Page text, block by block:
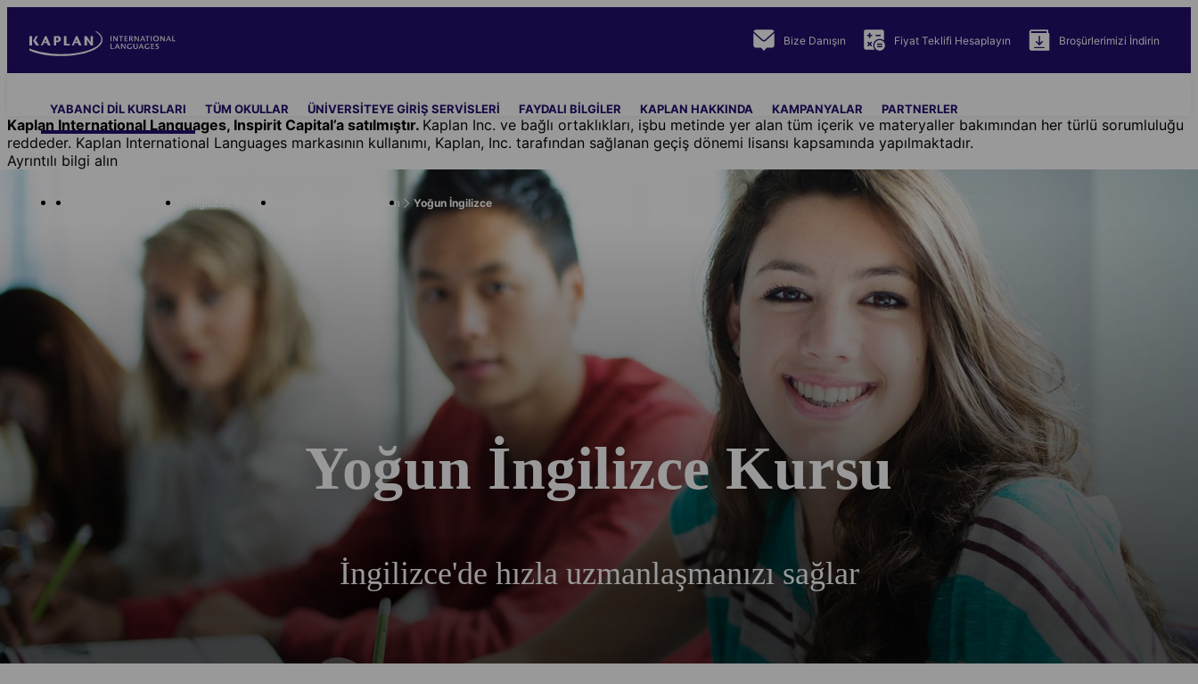
main
content
Bize Danışın Fiyat Teklifi Hesaplayın Broşürlerimizi İndirin
navigationYABANCI DIL KURSLARI TÜM OKULLAR ÜNIVERSITEYE GIRIŞ SERVISLERI FAYDALI BILGILER KAPLAN HAKKINDA KAMPANYALAR PARTNERLER
Kaplan International Languages, Inspirit Capital’a satılmıştır. Kaplan Inc. ve bağlı ortaklıkları, işbu metinde yer alan tüm içerik ve materyaller bakımından her türlü sorumluluğu
reddeder. Kaplan International Languages markasının kullanımı, Kaplan, Inc. tarafından sağlanan geçiş dönemi lisansı kapsamında yapılmaktadır.
Ayrıntılı bilgi alın
Yabanci Dil Kursları İngilizce Kursları Esnek İngilizce Kursları Yoğun İngilizce
Yoğun İngilizce Kursu
İngilizce'de hızla uzmanlaşmanızı sağlar